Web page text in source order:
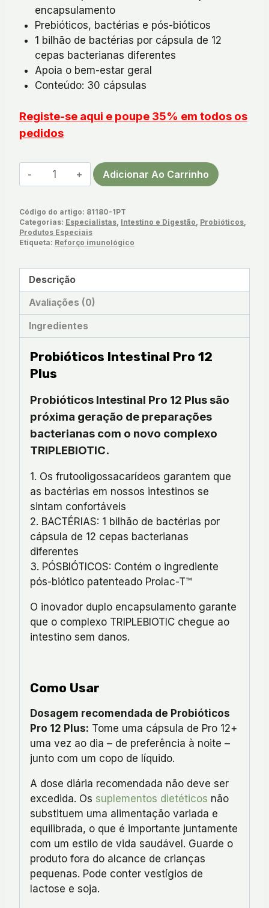
encapsulamento
Prebióticos, bactérias e pós-bióticos
1 bilhão de bactérias por cápsula de 12
cepas bacterianas diferentes
Apoia o bem-estar geral
Conteúdo: 30 cápsulas
Registe-se aqui e poupe 35% em todos os
pedidos
Quantidade
de
Intestinal
Pro
12
Adicionar Ao Carrinho
Código do artigo: 81180-1PT
Categorias: Especialistas, Intestino e Digestão, Probióticos,
Produtos Especiais
Etiqueta: Reforço imunológico
Descrição
Avaliações (0)
Ingredientes
Probióticos Intestinal Pro 12
Plus
Probióticos Intestinal Pro 12 Plus são
próxima geração de preparações
bacterianas com o novo complexo
TRIPLEBIOTIC.
1. Os frutooligossacarídeos garantem que
as bactérias em nossos intestinos se
sintam confortáveis
2. BACTÉRIAS: 1 bilhão de bactérias por
cápsula de 12 cepas bacterianas
diferentes
3. PÓSBIÓTICOS: Contém o ingrediente
pós-biótico patenteado Prolac-T™
O inovador duplo encapsulamento garante
que o complexo TRIPLEBIOTIC chegue ao
intestino sem danos.
Como Usar
Dosagem recomendada de Probióticos
Pro 12 Plus: Tome uma cápsula de Pro 12+
uma vez ao dia – de preferência à noite –
junto com um copo de líquido.
A dose diária recomendada não deve ser
excedida. Os suplementos dietéticos não
substituem uma alimentação variada e
equilibrada, o que é importante juntamente
com um estilo de vida saudável. Guarde o
produto fora do alcance de crianças
pequenas. Pode conter vestígios de
lactose e soja.